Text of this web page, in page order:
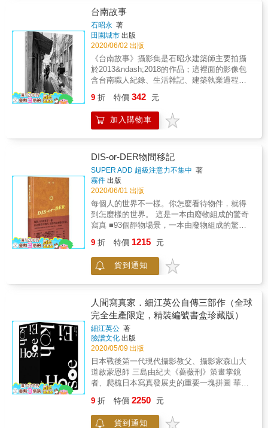
石守謙教授自認不受人情顧忌，以「藝之道」
為出發點及終點，選擇他自認就人品及藝術價
值「值得」討論的對象，如余承堯、陳進、董
陽孜、萬青力、司徒強、呂勝中與楊茂林等都
是受人敬重的藝術家。石守謙教授的篇篇論述
能啟蒙現代青年自我教育、產生內在質變、提
升藝術修養的境界。而在藝術欣賞、研究、創
作等相關活動中，也能為青年讀者及一般入門
者奠下穩固的基礎、超見的眼光，以及追尋永
恆真理的美好價值觀。 ★古人『藝即道』之觀
點，說明面對藝術的態度上應是嚴肅的，例如
一個展覽須投入時間，收集、研究，消化相關
絡之外，而個別地在美術館中被欣賞，或任由
市場上被追逐，若將歷史拋棄，而去擁抱藝術
品，也根本遠離了『藝之道』。 ★美術家因性
格與境遇的不同，他們的藝術各自在臺灣的時
空脈絡中，產生不同的意義，藉由他們的生命
旅程，讀者們可以反省這些不同的藝術生命與
我們切身的關聯。 ★美術是畫家對其心靈感知
周遭世界的形象表達，在此中便有著他們面對
現實環境時感到的困頓、挫折，所興起的夢想
藝術創作理想的心境。
體攝影劃分在『性領域』的創作之下，拍攝的
男體包含『性』和『慾望』這些比較赤裸的部
分，嘗試表現藝術及情色等等不同的層次階
段。」 2018年人良土兀以首本實體寫真
《PAUSE》，成功打開了男體藝術的情慾面
向，獲得空前的注目，也歷經了各方的質疑。
站在「男體」與「情色」兩個社會不討喜的尺
度道路上，正反兩面的極端評價總是圍繞在
側，人良土兀依舊堅定自身的創作初衷、毫不
一旦真實觸碰到『性』這塊，便好像出現雜訊
一樣。這種卻步感令人匪夷所思。」 《人良土
兀》以「No doubt」為題，毫無疑問、無庸置
疑的，「性」依然貫穿了整部攝影集。那些你
曾經想像過，或不敢想像，甚至是他人告誡不
該想像的慾望；那些隱藏於手機中的自拍、外
接式硬碟裡的影片；襯著晨光或夜色的獨享時
刻、與社經地位背道而馳的性癖渴求。在光譜
的兩端、黑白的平衡交界中，都透過攝影師的
鏡頭忠實的抒發，拆解全新的面貌。 「性是高
級而美好的想像－－無論藝術或色情。」 本書
特色 & ◆ 本刊內容無馬賽克！閱讀注意！ ◆
只有人良土兀能駕馭的極致尺度、跨越市場極
限，美感與情慾並存的終極標竿 ◆ 繼夢幻逸品
絕版書《PAUSE》後，睽違兩年全新實體攝影
紀錄、刷新作品上架即刻被盜版的痛心關注度
◆ 一次滿足對各領域的幻想，捧在手心仔細翻
閱男孩們的私密領域
台南故事
石昭永 著
田園城市 出版
2020/06/02 出版
《台南故事》攝影集是石昭永建築師主要拍攝
於2013&ndash;2018的作品；這裡面的影像包
含台南職人紀錄、生活雜記、建築執業過程中
石昭永喜歡的海邊生活，以及海邊的友人紀
錄。海洋是台南人生活的一部分，或許是遙遠
台南人祖先們留在子孫血液中的渡海記憶，或
總會在午後帶來的一道風吹進台南的小巷中，
清醒燠熱午後人們的頭腦；而如鳳凰花盛開色
澤的夕陽餘暉，幾乎日日由海的那一邊滲透到
這個城市的天頂。 & 石昭永的「台南故事」是
一部有海味道的作品；有海洋就帶來了風，有
風就帶來不斷移動的能量以及「追求」的慾
望；石昭永在影像中「追求」了什麼呢？他追
求的是那些發生在台南角落有關人的故事。讓
我們凝視那些影像，彷彿我們已經成為其中的
9 折 特價 342 元
加入購物車
DIS-or-DER物間移記
SUPER ADD 超級注意力不集中 著
霧件 出版
2020/06/01 出版
每個人的世界不一樣。你怎麼看待物件，就得
到怎麼樣的世界。 這是一本由廢物組成的驚奇
寫真 ■93個靜物場景，一本由廢物組成的驚奇
會學、生物科學、宗教、歷史、心理學、流行
文化、神秘學的角度，開啓另一個次元想像 ■
場景的遊戲，潛意識與物質之間的神秘關係，
事物的本質是混亂，東西被放置在錯誤的位置
上。 ～～～～ 這本書裡沒有人，只有物品。
來自倉庫堆積了七年的寶（廢）貝（物）們，
經過潛意識的重組，它們越過你的理性腦，把
你拉到物質宇宙與意識宇宙的交界點。一本由
廢物組成的靜物場景寫真，探索93個介於日常
與非日常的神秘場景；時間軸不明、次元編號
不明，重新看待身邊的物品；26篇散文隨筆，
從物與場景延伸出的偏差哲理。世上沒有什麼
是一定的？物質世界只是一種象徵／投射，代
以使用，閱讀這本看不懂的書，只需要把你的
9 折 特價 1215 元
貨到通知
人間寫真家．細江英公自傳三部作（全球
完全生產限定，精裝編號書盒珍藏版）
細江英公 著
臉譜文化 出版
2020/05/09 出版
日本戰後第一代現代攝影教父、攝影家森山大
道啟蒙恩師 三島由紀夫《薔薇刑》策畫掌鏡
者、爬梳日本寫真發展史的重要一塊拼圖 華文
&uuml;唯一自傳隆重登場！國寶級寫真家親自
授權，原著發行十五年後，全球唯一中文版問
世 &uuml;此生珍藏只有這一次！全世界完全生
9 折 特價 2250 元
貨到通知